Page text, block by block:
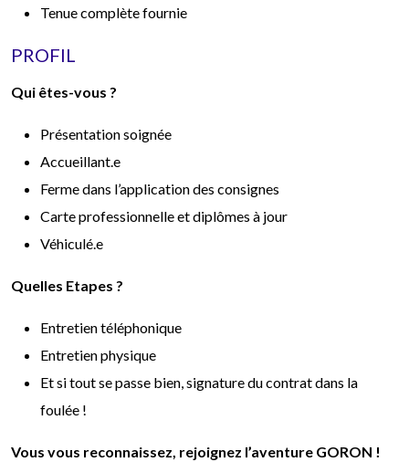
Tenue complète fournie
PROFIL
Qui êtes-vous ?
Présentation soignée
Accueillant.e
Ferme dans l’application des consignes
Carte professionnelle et diplômes à jour
Véhiculé.e
Quelles Etapes ?
Entretien téléphonique
Entretien physique
Et si tout se passe bien, signature du contrat dans la
foulée !
Vous vous reconnaissez, rejoignez l’aventure GORON !